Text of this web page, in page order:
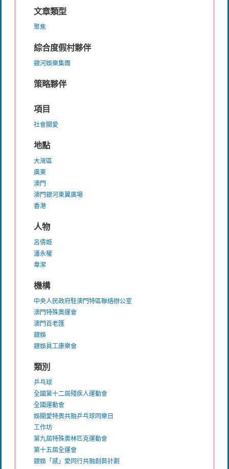
文章類型
聚焦
綜合度假村夥伴
銀河娛樂集團
策略夥伴
項目
社會關愛
地點
大灣區
廣東
澳門
澳門銀河東翼廣場
香港
人物
呂倩姬
潘永權
韋潔
機構
中央人民政府駐澳門特區聯絡辦公室
澳門特殊奧運會
澳門百老匯
銀娛
銀娛員工康樂會
類別
乒乓球
全國第十二屆殘疾人運動會
全國運動會
娛關愛特奧共融乒乓球同樂日
工作坊
第九屆特殊奧林匹克運動會
第十五屆全運會
銀娛「感」愛同行共融創藝計劃